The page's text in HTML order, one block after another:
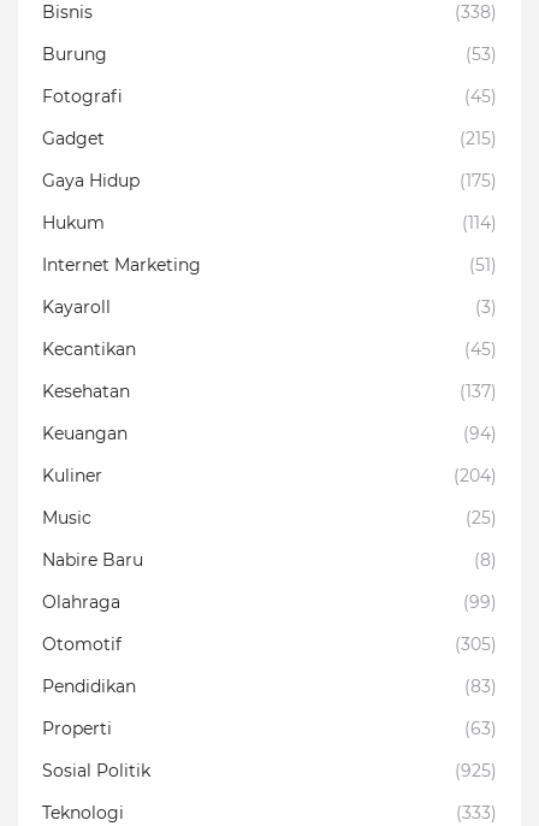
Bisnis
(338)
Burung
(53)
Fotografi
(45)
Gadget
(215)
Gaya Hidup
(175)
Hukum
(114)
Internet Marketing
(51)
Kayaroll
(3)
Kecantikan
(45)
Kesehatan
(137)
Keuangan
(94)
Kuliner
(204)
Music
(25)
Nabire Baru
(8)
Olahraga
(99)
Otomotif
(305)
Pendidikan
(83)
Properti
(63)
Sosial Politik
(925)
Teknologi
(333)